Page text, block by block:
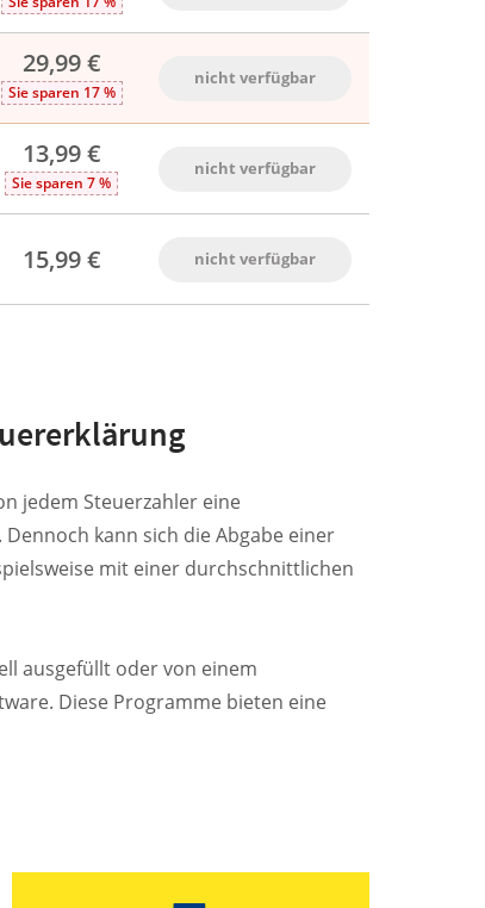
29,99 €
Sie sparen 17 %
nicht verfügbar
13,99 €
Sie sparen 7 %
nicht verfügbar
15,99 € nicht verfügbar
jedem Steuerzahler eine
kann sich die Abgabe einer
mit einer durchschnittlichen
ausgefüllt oder von einem
Diese Programme bieten eine